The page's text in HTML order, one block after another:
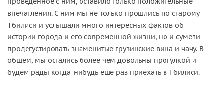
впечатления. С ним мы не только прошлись по старому
Тбилиси и услышали много интересных фактов об
истории города и его современной жизни, но и сумели
продегустировать знаменитые грузинские вина и чачу. В
общем, мы остались более чем довольны прогулкой и
будем рады когда-нибудь еще раз приехать в Тбилиси.